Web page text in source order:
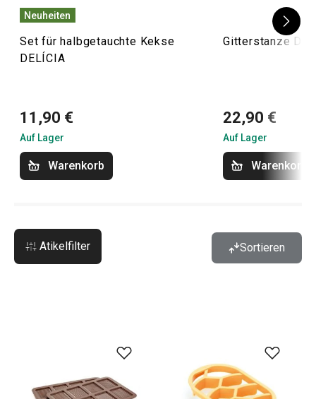
Neuheiten
Set für halbgetauchte Kekse
DELÍCIA
11,90 €
Auf Lager
Warenkorb
Gitterstanze
22,90 €
Auf Lager
Warenkorb
Atikelfilter Sortieren